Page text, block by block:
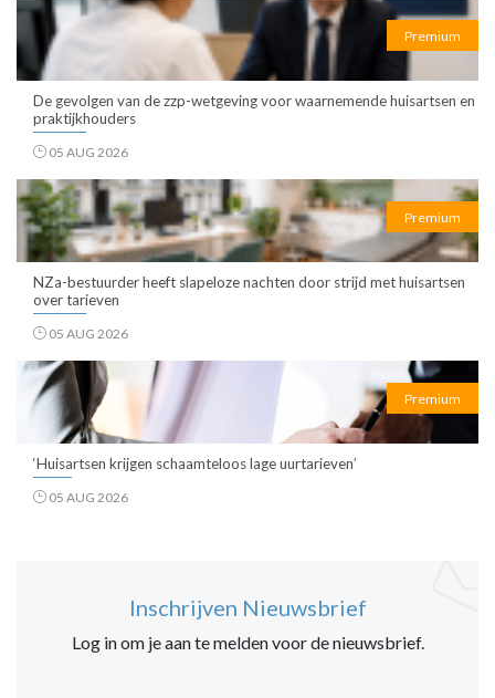
Premium
De gevolgen van de zzp-wetgeving voor waarnemende huisartsen en
praktijkhouders
05 AUG 2026
Premium
NZa-bestuurder heeft slapeloze nachten door strijd met huisartsen
over tarieven
05 AUG 2026
Premium
‘Huisartsen krijgen schaamteloos lage uurtarieven’
05 AUG 2026
Inschrijven Nieuwsbrief
Log in om je aan te melden voor de nieuwsbrief.